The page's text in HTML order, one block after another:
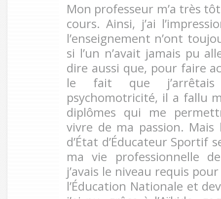
Mon professeur m’a très
cours. Ainsi, j’ai
l’enseignement n’ont
si l’un n’avait jamais pu
dire aussi que, pour faire
le fait que
psychomotricité, il a fallu
diplômes qui me
vivre de ma passion. Mais
d’État d’Éducateur Sportif
ma vie professionnelle
j’avais le niveau requis
l’Éducation Nationale et